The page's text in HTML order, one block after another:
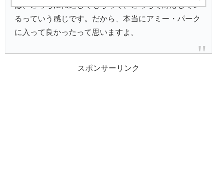
は、こっちに転送してもらって、こっちで対応してい
るっていう感じです。だから、本当にアミー・パーク
に入って良かったって思いますよ。
スポンサーリンク